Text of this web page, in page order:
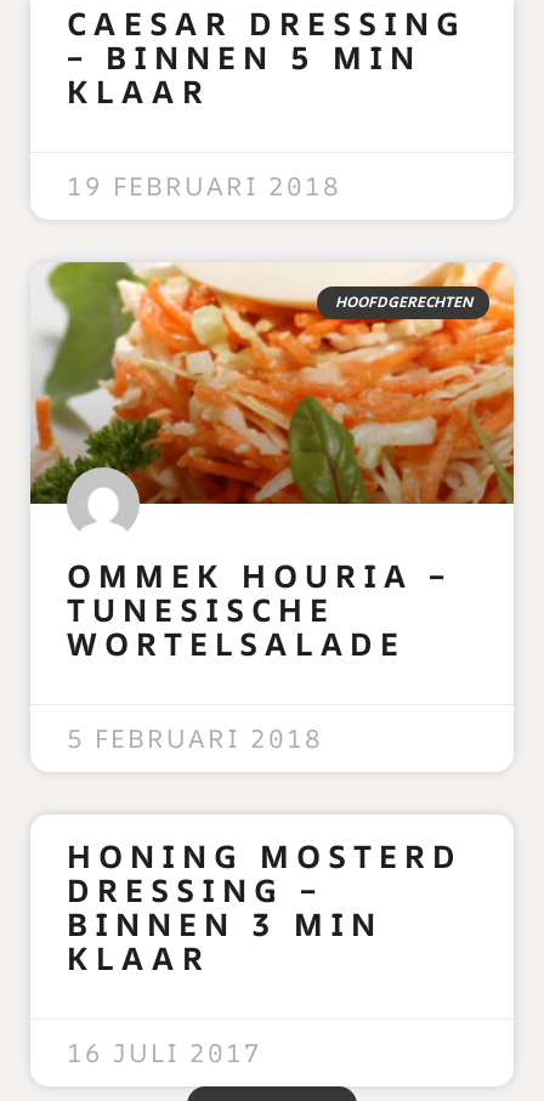
CAESAR DRESSING
– BINNEN 5 MIN
KLAAR
19 FEBRUARI 2018
HOOFDGERECHTEN
OMMEK HOURIA –
TUNESISCHE
WORTELSALADE
5 FEBRUARI 2018
HONING MOSTERD
DRESSING –
BINNEN 3 MIN
KLAAR
16 JULI 2017